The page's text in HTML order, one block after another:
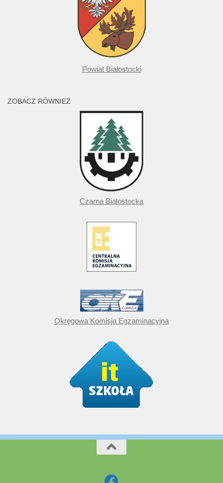
Powiat Białostocki
ZOBACZ RÓWNIEŻ
Czarna Białostocka
Okręgowa Komisja Egzaminacyjna